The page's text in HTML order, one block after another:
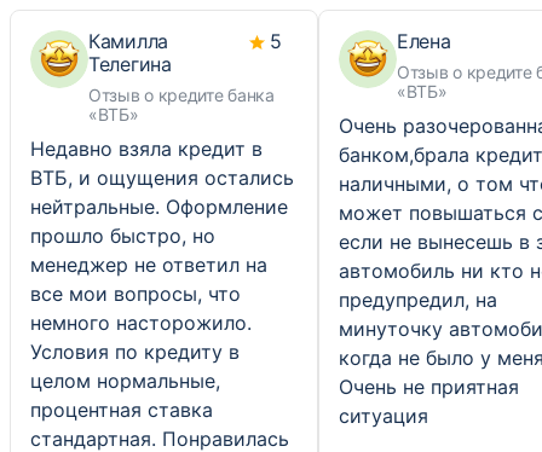
Камилла
Телегина
Отзыв о кредите банка
«ВТБ»
5
Недавно взяла кредит в
ВТБ, и ощущения остались
нейтральные. Оформление
прошло быстро, но
менеджер не ответил на
все мои вопросы, что
немного насторожило.
Условия по кредиту в
целом нормальные,
процентная ставка
стандартная. Понравилась
Елена
Отзыв о кредите
«ВТБ»
Очень
банком,брала кредит
наличными, о том
может повышаться
если не вынесешь в
автомобиль ни кто
предупредил, на
минуточку
когда не было у
Очень не приятная
ситуация